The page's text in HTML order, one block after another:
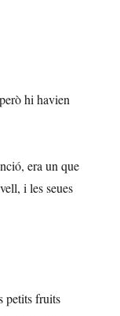
hi havien
era un que
i les seues
petits fruits